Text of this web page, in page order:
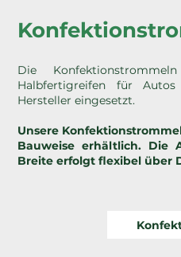
Die
Halbfertigreifen für Autos
Hersteller eingesetzt.
Unsere
Bauweise erhältlich. Die
Breite erfolgt flexibel über